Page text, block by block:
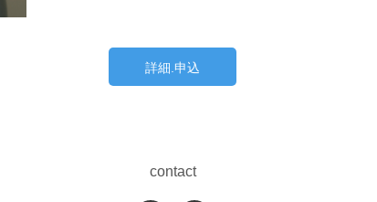
詳細.申込
contact